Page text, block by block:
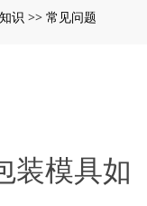
识 >> 常见问题
装模具如